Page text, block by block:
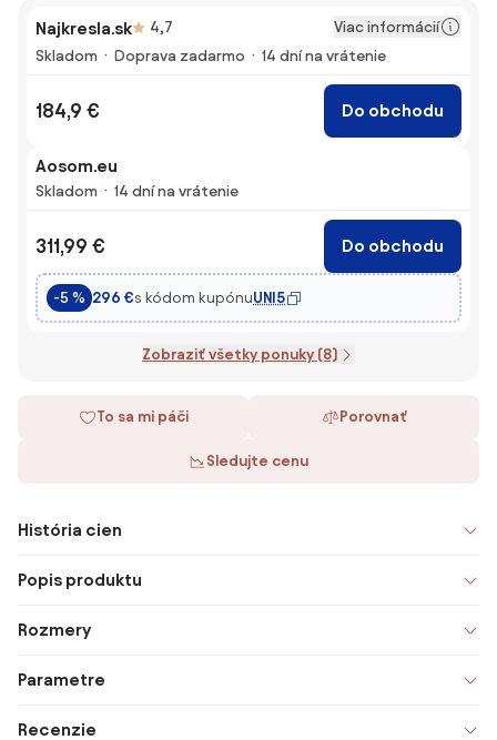
Najkresla.sk 4,7
Viac informácií
Skladom
Doprava zadarmo 14 dní na vrátenie
184,9 € Do obchodu
Aosom.eu
Skladom 14 dní na vrátenie
311,99 € Do obchodu
-5 % 296 €s kódom kupónuUNI5
Zobraziť všetky ponuky (8)
To sa mi páči Porovnať
Sledujte cenu
História cien
Popis produktu
Rozmery
Parametre
Recenzie